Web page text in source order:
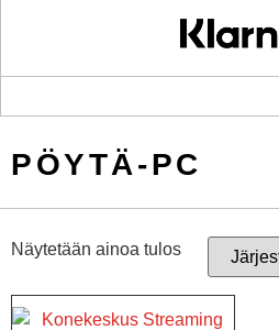
PÖYTÄ-PC
Näytetään ainoa tulos